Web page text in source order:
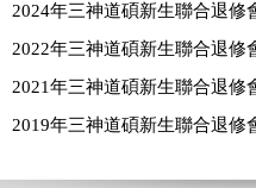
活
校
下
2024年三神道碩新生聯合退修
2022年三神道碩新生聯合退修
2021年三神道碩新生聯合退修
2019年三神道碩新生聯合退修